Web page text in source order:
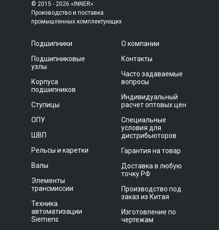
© 2015 - 2026 «INNER»:
Производство и поставка
промышленных комплектующих
Подшипники
Подшипниковые
узлы
Корпуса
подшипников
Ступицы
ОПУ
ШВП
Рельсы и каретки
Валы
Элементы
трансмиссии
Техника
автоматизации
Siemens
О компании
Контакты
Часто задаваемые
вопросы
Индивидуальный
расчет оптовых цен
Специальные
условия для
дистрибьюторов
Гарантия на товар
Доставка в любую
точку РФ
Производство под
заказ из Китая
Изготовление по
чертежам